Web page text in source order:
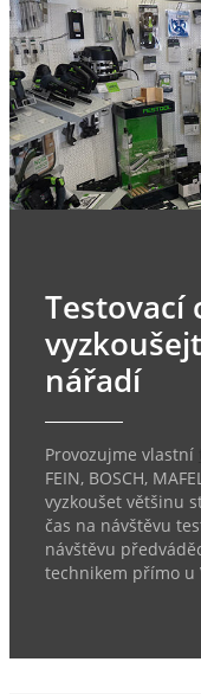
Testovací
nářadí
Provozujme vlastní
FEIN, BOSCH,
vyzkoušet většinu
čas na návštěvu
návštěvu
technikem přímo u